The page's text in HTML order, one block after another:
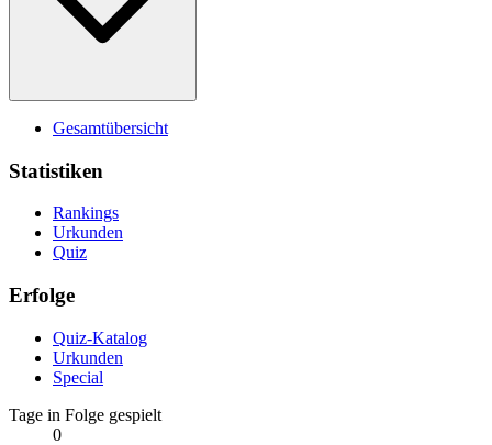
Gesamtübersicht
Statistiken
Rankings
Urkunden
Quiz
Erfolge
Quiz-Katalog
Urkunden
Special
Tage in Folge gespielt
0